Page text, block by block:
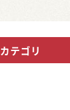
カテゴリ